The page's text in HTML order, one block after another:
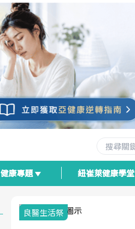
健康專題 紐崔萊健康學堂
我與健康韌性的距離